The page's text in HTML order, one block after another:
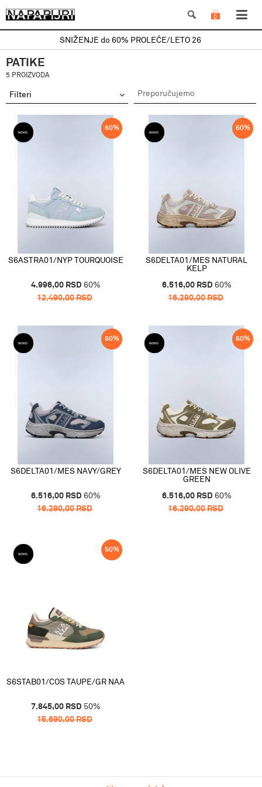
0
SNIŽENJE do 60% PROLEĆE/LETO 26
Filteri
PATIKE
5 PROIZVODA
60%
S6ASTRA01/NYP TOURQUOISE
4.996,00 RSD 60%
12.490,00RSD
60%
S6DELTA01/MES NATURAL
KELP
6.516,00 RSD 60%
16.290,00RSD
60%
S6DELTA01/MES NAVY/GREY
6.516,00 RSD 60%
16.290,00RSD
60%
S6DELTA01/MES NEW OLIVE
GREEN
6.516,00 RSD 60%
16.290,00RSD
50%
S6STAB01/COS TAUPE/GR NAA
7.845,00 RSD 50%
15.690,00RSD